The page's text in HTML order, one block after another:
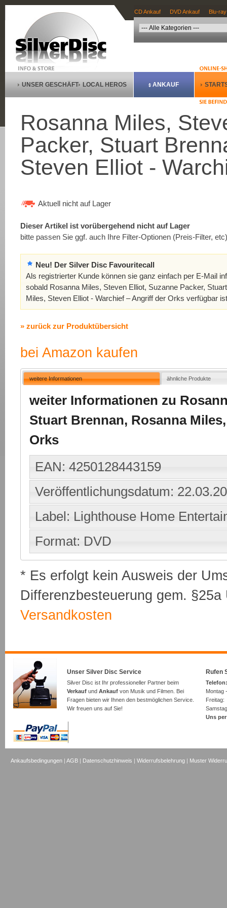
CD Ankauf DVD Ankauf Blu-
UNSER GESCHÄFT LOCAL HEROS ANKAUF
Rosanna Miles,
Packer, Stuart
Steven Elliot -
Aktuell nicht auf Lager
Dieser Artikel ist vorübergehend nicht auf Lager
bitte passen Sie ggf. auch Ihre Filter-Optionen (Preis-Filter,
Neu! Der Silver Disc Favouritecall
Als registrierter Kunde können sie ganz einfach per E-Mail
sobald Rosanna Miles, Steven Elliot, Suzanne Packer,
Miles, Steven Elliot - Warchief – Angriff der Orks verfügbar
» zurück zur Produktübersicht
bei Amazon kaufen
weitere Informationen ähnliche Produkte
weiter Informationen zu
Stuart Brennan, Rosanna
Orks
EAN: 4250128443159
Veröffentlichungsdatum:
Label: Lighthouse Home
Format: DVD
* Es erfolgt kein Ausweis der
Differenzbesteuerung gem.
Versandkosten
Unser Silver Disc Service
Silver Disc ist Ihr professioneller Partner beim
Verkauf und Ankauf von Musik und Filmen. Bei
Fragen bieten wir Ihnen den bestmöglichen Service.
Wir freuen uns auf Sie!
Rufen
Montag
Uns
Ankaufsbedingungen |AGB | Datenschutzhinweis |Widerrufsbelehrung | Muster